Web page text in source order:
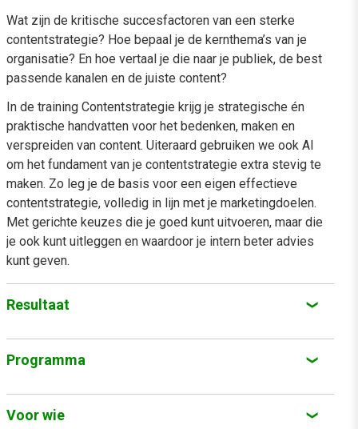
Wat zijn de kritische succesfactoren van een sterke
contentstrategie? Hoe bepaal je de kernthema’s van je
organisatie? En hoe vertaal je die naar je publiek, de best
passende kanalen en de juiste content?
In de training Contentstrategie krijg je strategische én
praktische handvatten voor het bedenken, maken en
verspreiden van content. Uiteraard gebruiken we ook AI
om het fundament van je contentstrategie extra stevig te
maken. Zo leg je de basis voor een eigen effectieve
contentstrategie, volledig in lijn met je marketingdoelen.
Met gerichte keuzes die je goed kunt uitvoeren, maar die
je ook kunt uitleggen en waardoor je intern beter advies
kunt geven.
Resultaat
Je weet hoe een contentstrategie zich verhoudt tot de
geformuleerde missie, doelstellingen en KPI’s van je
Je kunt het hele jaar door relevante en kwalitatieve
Programma
In de training Contentstrategie ga je samen met expert
Linda Krijns aan de slag volgens een beproefd framework.
Voor wie